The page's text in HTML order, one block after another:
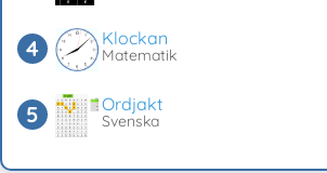
Klockan
Matematik
Ordjakt
Svenska